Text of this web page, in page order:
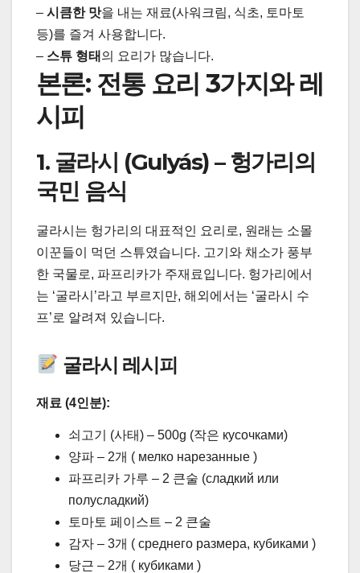
– 시큼한 맛을 내는 재료(사워크림, 식초, 토마토
등)를 즐겨 사용합니다.
– 스튜 형태 의 요리가 많습니다.
본론: 전통 요리 3가지와 레
시피
1. 굴라시 (Gulyás) – 헝가리의
국민 음식
굴라시는 헝가리의 대표적인 요리로, 원래는 소몰
이꾼들이 먹던 스튜였습니다. 고기와 채소가 풍부
한 국물로, 파프리카가 주재료입니다. 헝가리에서
는 ‘굴라시’라고 부르지만, 해외에서는 ‘굴라시 수
프’로 알려져 있습니다.
굴라시 레시피
재료 (4인분):
쇠고기 (사태) – 500g (작은 кусочками)
양파 – 2개 ( мелко нарезанные )
파프리카 가루 – 2 큰술 (сладкий или
полусладкий)
토마토 페이스트 – 2 큰술
감자 – 3개 ( среднего размера, кубиками )
당근 – 2개 ( кубиками )